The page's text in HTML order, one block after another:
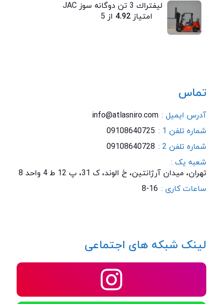
ليفتراك 3 تن دوگانه سوز JAC
امتیاز4.92 از 5
تماس
آدرس ایمیل : info@atlasniro.com
شماره تلفن 1 :
09108640725
شماره تلفن 2 :
09108640728
شعبه یک :
تهران، میدان آرژانتین، خ الوند، ک 31، پ 12 ط 4 واحد 8
ساعات کاری : 8-16
لینک شبکه های اجتماعی